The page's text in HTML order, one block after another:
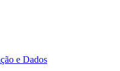
e Dados